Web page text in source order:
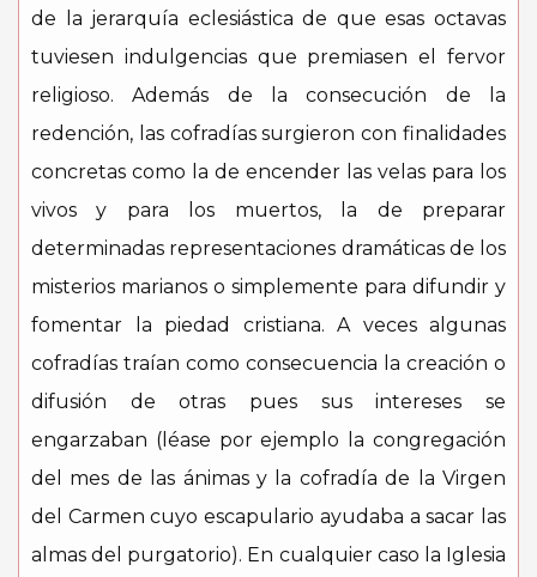
de la jerarquía eclesiástica de que esas octavas
tuviesen indulgencias que premiasen el fervor
religioso. Además de la consecución de la
redención, las cofradías surgieron con finalidades
concretas como la de encender las velas para los
vivos y para los muertos, la de preparar
determinadas representaciones dramáticas de los
misterios marianos o simplemente para difundir y
fomentar la piedad cristiana. A veces algunas
cofradías traían como consecuencia la creación o
difusión de otras pues sus intereses se
engarzaban (léase por ejemplo la congregación
del mes de las ánimas y la cofradía de la Virgen
del Carmen cuyo escapulario ayudaba a sacar las
almas del purgatorio). En cualquier caso la Iglesia